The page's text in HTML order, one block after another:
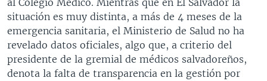
al Colegio Médico. Mientras que en El Salvador la
situación es muy distinta, a más de 4 meses de la
emergencia sanitaria, el Ministerio de Salud no ha
revelado datos oficiales, algo que, a criterio del
presidente de la gremial de médicos salvadoreños,
denota la falta de transparencia en la gestión por